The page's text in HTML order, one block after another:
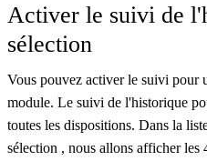
Activer le suivi de
sélection
Vous pouvez activer le suivi pour
module. Le suivi de l'historique
toutes les dispositions. Dans la
sélection , nous allons afficher les